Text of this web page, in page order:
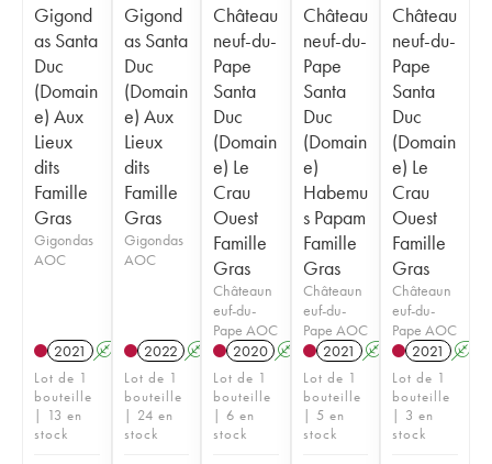
Gigond
as Santa
Duc
(Domain
e) Aux
Lieux
dits
Famille
Gras
Gigondas
AOC
2021 A
Lot de 1
bouteille
| 13 en
stock
Gigond
as Santa
Duc
(Domain
e) Aux
Lieux
dits
Famille
Gras
Gigondas
AOC
2022 A
Lot de 1
bouteille
| 24 en
stock
Château
neuf-du-
Pape
Santa
Duc
(Domain
e) Le
Crau
Ouest
Famille
Gras
Châteaun
euf-du-
Pape AOC
2020 A
Lot de 1
bouteille
| 6 en
stock
Château
neuf-du-
Pape
Santa
Duc
(Domain
e)
Habemu
s Papam
Famille
Gras
Châteaun
euf-du-
Pape AOC
2021 A
Lot de 1
bouteille
| 5 en
stock
Château
neuf-du-
Pape
Santa
Duc
(Domain
e) Le
Crau
Ouest
Famille
Gras
Châteaun
euf-du-
Pape AOC
2021
A
Lot de 1
bouteille
| 3 en
stock